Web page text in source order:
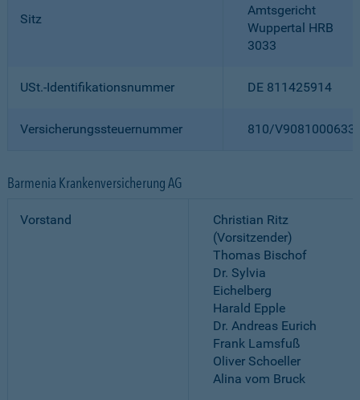
Sitz
Amtsgericht
Wuppertal HRB
3033
USt.-Identifikationsnummer DE 811425914
Versicherungssteuernummer 810/
Barmenia Krankenversicherung AG
Vorstand
Christian Ritz
(Vorsitzender)
Thomas Bischof
Dr. Sylvia
Eichelberg
Harald Epple
Dr. Andreas Eurich
Frank Lamsfuß
Oliver Schoeller
Alina vom Bruck